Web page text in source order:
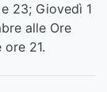
23; Giovedì 1
alle Ore
21.